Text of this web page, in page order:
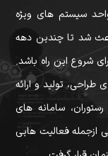
سیستم های ویژه
شد تا چندین دهه
شروع این راه باشد.
طراحی، تولید و ارائه
سامانه های
ازجمله فعالیت هایی